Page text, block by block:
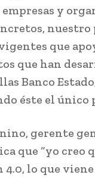
y
nuestro
que
que han
Banco
éste el
gerente
que “yo creo
lo que